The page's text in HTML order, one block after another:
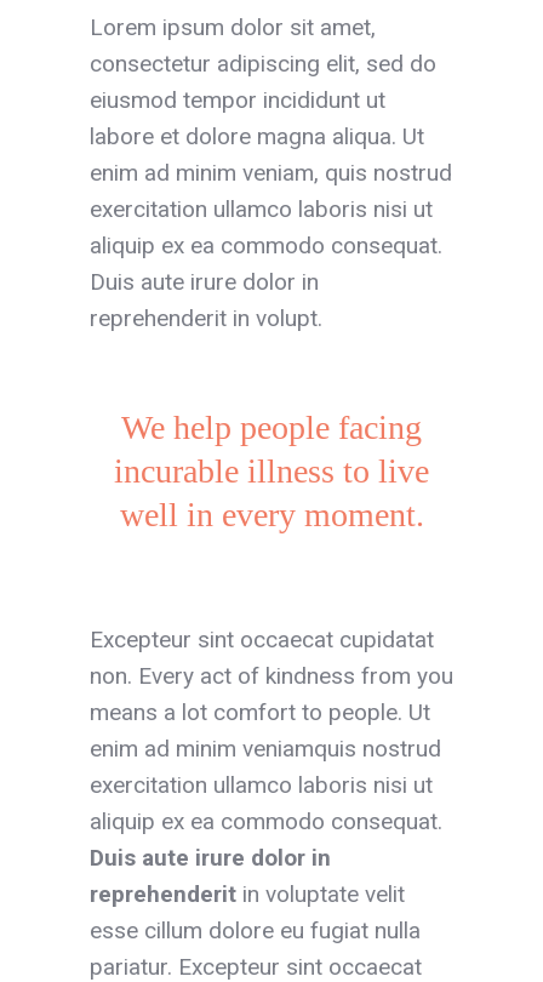
Lorem ipsum dolor sit amet,
consectetur adipiscing elit, sed do
eiusmod tempor incididunt ut
labore et dolore magna aliqua. Ut
enim ad minim veniam, quis nostrud
exercitation ullamco laboris nisi ut
aliquip ex ea commodo consequat.
Duis aute irure dolor in
reprehenderit in volupt.
We help people facing
incurable illness to live
well in every moment.
Excepteur sint occaecat cupidatat
non. Every act of kindness from you
means a lot comfort to people. Ut
enim ad minim veniamquis nostrud
exercitation ullamco laboris nisi ut
aliquip ex ea commodo consequat.
Duis aute irure dolor in
reprehenderit in voluptate velit
esse cillum dolore eu fugiat nulla
pariatur. Excepteur sint occaecat